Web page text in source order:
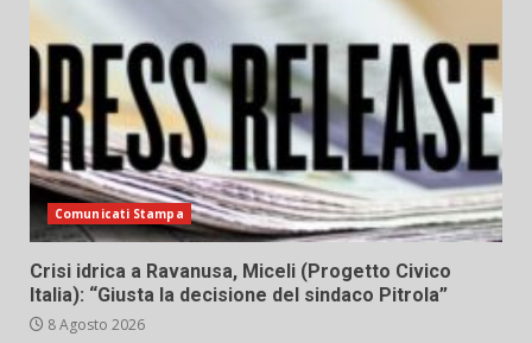
Comunicati Stampa
Crisi idrica a Ravanusa, Miceli (Progetto Civico
Italia): “Giusta la decisione del sindaco Pitrola”
8 Agosto 2026